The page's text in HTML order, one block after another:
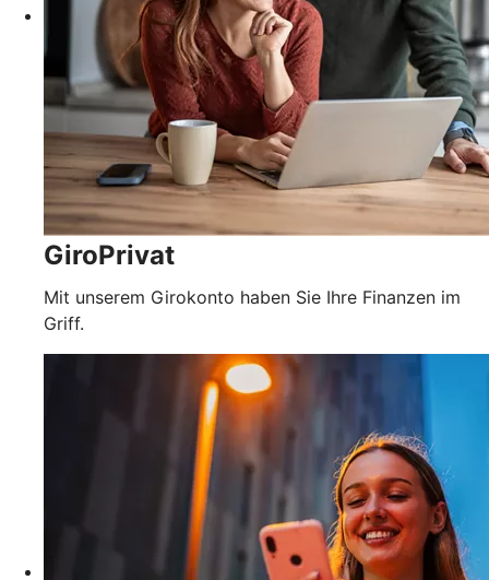
GiroPrivat
Mit unserem Girokonto haben Sie Ihre Finanzen im
Griff.